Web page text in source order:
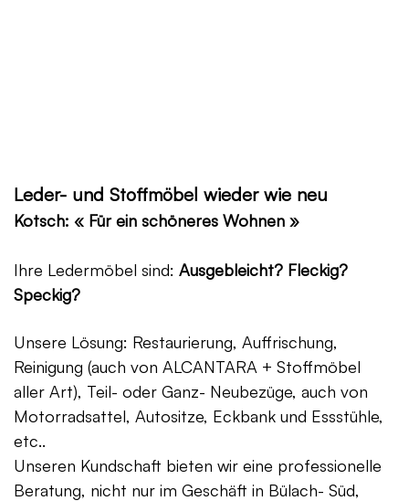
Leder- und Stoffmöbel wieder wie neu
Kotsch: « Für ein schöneres Wohnen »
Ihre Ledermöbel sind: Ausgebleicht? Fleckig?
Speckig?
Unsere Lösung: Restaurierung, Auffrischung,
Reinigung (auch von ALCANTARA + Stoffmöbel
aller Art), Teil- oder Ganz- Neubezüge, auch von
Motorradsattel, Autositze, Eckbank und Essstühle,
etc..
Unseren Kundschaft bieten wir eine professionelle
Beratung, nicht nur im Geschäft in Bülach- Süd,